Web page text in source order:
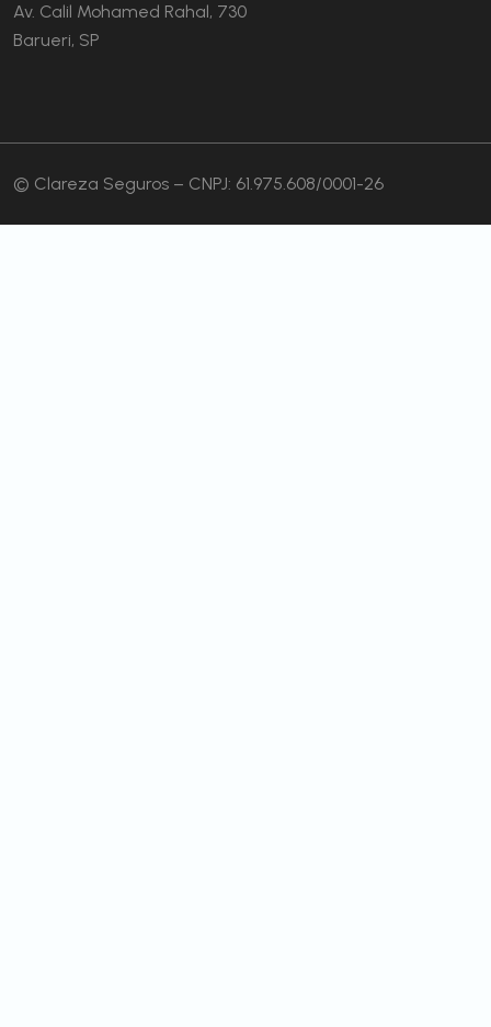
Av. Calil Mohamed Rahal, 730
Barueri, SP
© Clareza Seguros – CNPJ: 61.975.608/0001-26